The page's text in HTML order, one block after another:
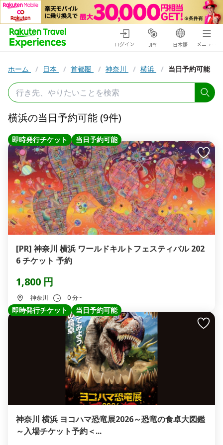
ログイン JPY 日本語 メニュー
ホーム / 日本 / 首都圏 / 神奈川 / 横浜 / 当日予約可能
横浜の当日予約可能 (9件)
即時発行チケット 当日予約可能
[PR] 神奈川 横浜 ワールドキルトフェスティバル 202
6 チケット 予約
1,800 円
神奈川 0 分~
即時発行チケット 当日予約可能
神奈川 横浜 ヨコハマ恐竜展2026～恐竜の食卓大図鑑
～入場チケット予約＜...